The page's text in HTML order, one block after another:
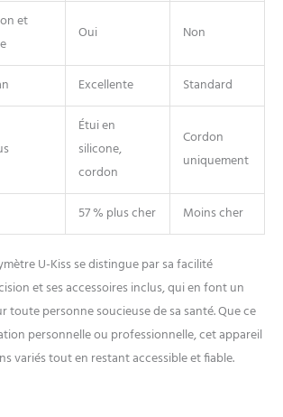
et
Oui Non
Excellente Standard
Étui en
silicone,
cordon
Cordon
uniquement
57 % plus cher Moins cher
U-Kiss se distingue par sa facilité
et ses accessoires inclus, qui en font un
toute personne soucieuse de sa santé. Que ce
personnelle ou professionnelle, cet appareil
variés tout en restant accessible et fiable.